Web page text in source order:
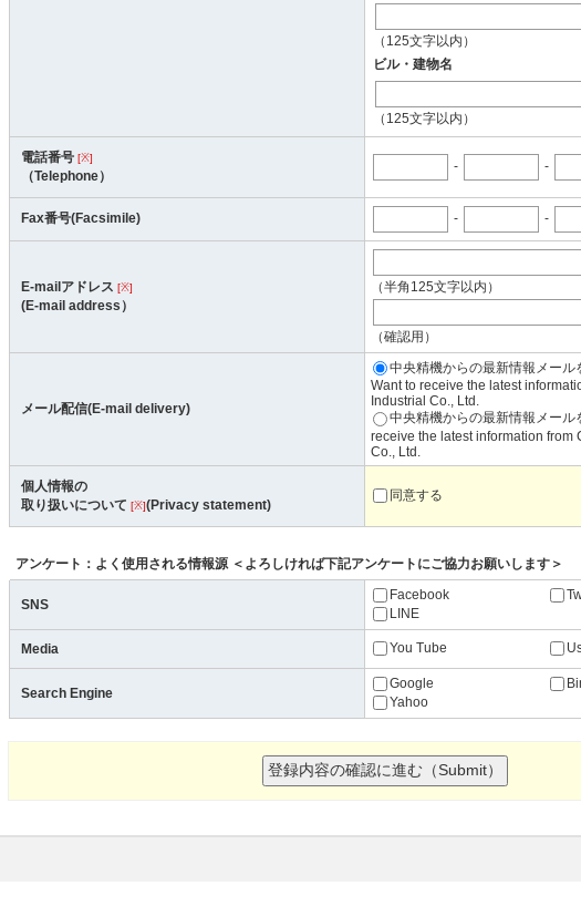
（125文字以内）
ビル・建物名
（125文字以内）
電話番号 [※]
（Telephone）
- -
Fax番号(Facsimile) - -
E-mailアドレス [※]
(E-mail address）
（半角125文字以内）
（確認用）
メール配信(E-mail delivery)
中央精機からの最新情報メール
Want to receive the latest
Industrial Co., Ltd.
中央精機からの最新情報メー
receive the latest information from
Co., Ltd.
個人情報の
取り扱いについて [※](Privacy statement)
同意する
アンケート：よく使用される情報源 ＜よろしければ下記アンケートにご協力お願いします＞
SNS
Facebook
LINE
Media You Tube
Search Engine
Google
Yahoo